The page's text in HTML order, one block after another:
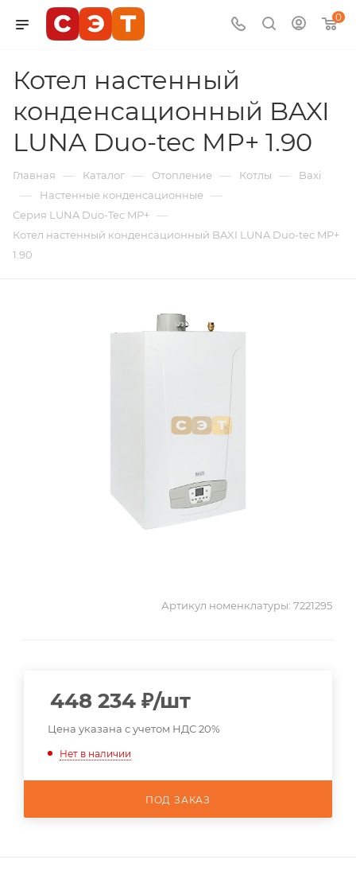
0
Котел настенный
конденсационный BAXI
LUNA Duo-tec MP+ 1.90
Главная — Каталог — Отопление — Котлы — Baxi
— Настенные конденсационные —
Серия LUNA Duo-Tec MP+ —
Котел настенный конденсационный BAXI LUNA Duo-tec MP+
1.90
Артикул номенклатуры: 7221295
448 234 ₽/шт
Цена указана с учетом НДС 20%
Нет в наличии
ПОД ЗАКАЗ